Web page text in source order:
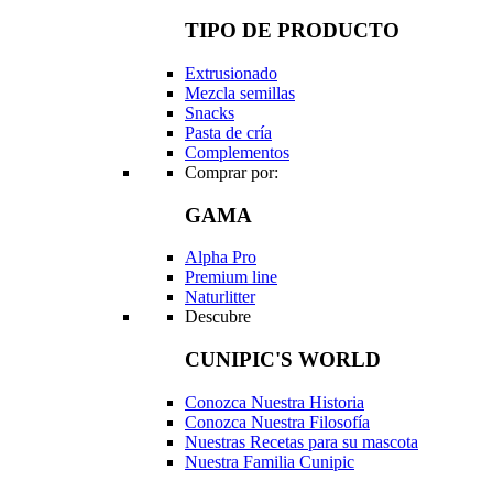
TIPO DE PRODUCTO
Extrusionado
Mezcla semillas
Snacks
Pasta de cría
Complementos
Comprar por:
GAMA
Alpha Pro
Premium line
Naturlitter
Descubre
CUNIPIC'S WORLD
Conozca Nuestra Historia
Conozca Nuestra Filosofía
Nuestras Recetas para su mascota
Nuestra Familia Cunipic